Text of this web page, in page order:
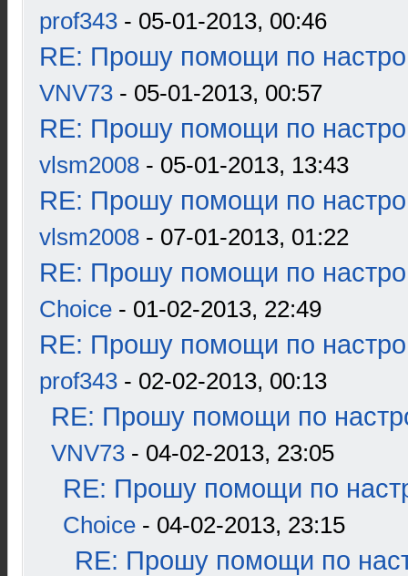
prof343 - 05-01-2013, 00:46
RE: Прошу помощи по
VNV73 - 05-01-2013, 00:57
RE: Прошу помощи по
vlsm2008 - 05-01-2013, 13:43
RE: Прошу помощи по
vlsm2008 - 07-01-2013, 01:22
RE: Прошу помощи по
Choice - 01-02-2013, 22:49
RE: Прошу помощи по
prof343 - 02-02-2013, 00:13
RE: Прошу помощи по
VNV73 - 04-02-2013, 23:05
RE: Прошу помощи по
Choice - 04-02-2013, 23:15
RE: Прошу помощи по